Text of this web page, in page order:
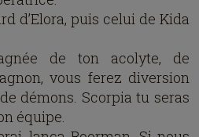
d’Elora, puis celui de Kida
de ton acolyte, de
vous ferez diversion
démons. Scorpia tu seras
équipe.